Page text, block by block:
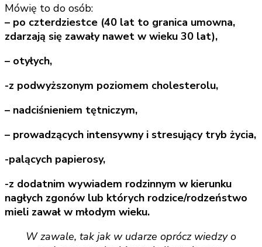
Mówię to do osób:
– po czterdziestce (40 lat to granica umowna,
zdarzają się zawały nawet w wieku 30 lat),
– otyłych,
-z podwyższonym poziomem cholesterolu,
– nadciśnieniem tętniczym,
– prowadzących intensywny i stresujący tryb życia,
-palących papierosy,
-z dodatnim wywiadem rodzinnym w kierunku
nagłych zgonów lub których rodzice/rodzeństwo
mieli zawał w młodym wieku.
W zawale, tak jak w udarze oprócz wiedzy o